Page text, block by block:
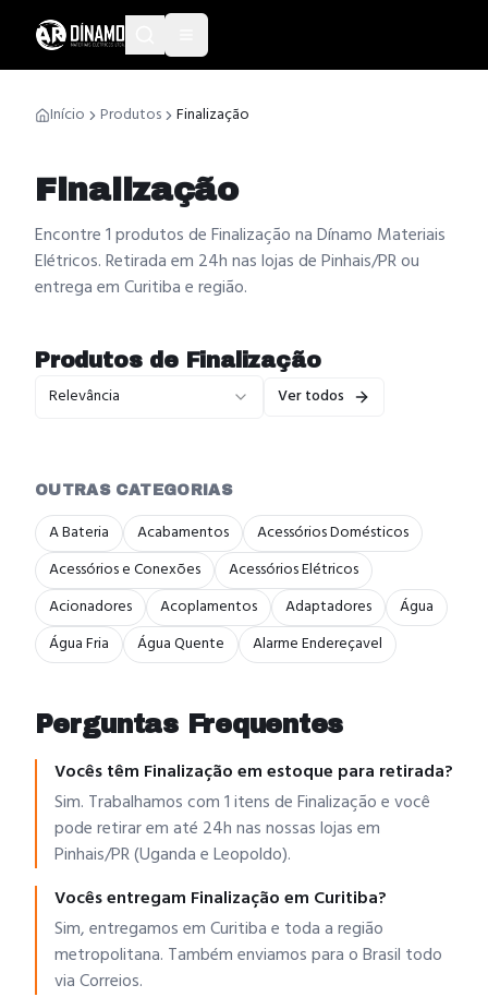
Início Produtos Finalização
Finalização
Encontre 1 produtos de Finalização na Dínamo Materiais
Elétricos. Retirada em 24h nas lojas de Pinhais/PR ou
entrega em Curitiba e região.
Produtos de Finalização
Relevância Ver todos
OUTRAS CATEGORIAS
A Bateria Acabamentos
Acessórios Domésticos
Acessórios e Conexões
Acessórios Elétricos
Acionadores
Acoplamentos Adaptadores
Água
Água Fria
Água Quente Alarme Endereçavel
Perguntas Frequentes
Vocês têm Finalização em estoque para retirada?
Sim. Trabalhamos com 1 itens de Finalização e você
pode retirar em até 24h nas nossas lojas em
Pinhais/PR (Uganda e Leopoldo).
Vocês entregam Finalização em Curitiba?
Sim, entregamos em Curitiba e toda a região
metropolitana. Também enviamos para o Brasil todo
via Correios.